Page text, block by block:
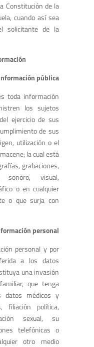
Constitución de la
cuando así sea
solicitante de la
pública
toda información
los sujetos
ejercicio de sus
de sus
utilización o el
la cual está
grabaciones,
sonoro, visual,
o en cualquier
o que surja con
personal
personal y por
a los datos
una invasión
que tenga
datos médicos y
filiación política,
sexual, su
telefónicas o
otro medio